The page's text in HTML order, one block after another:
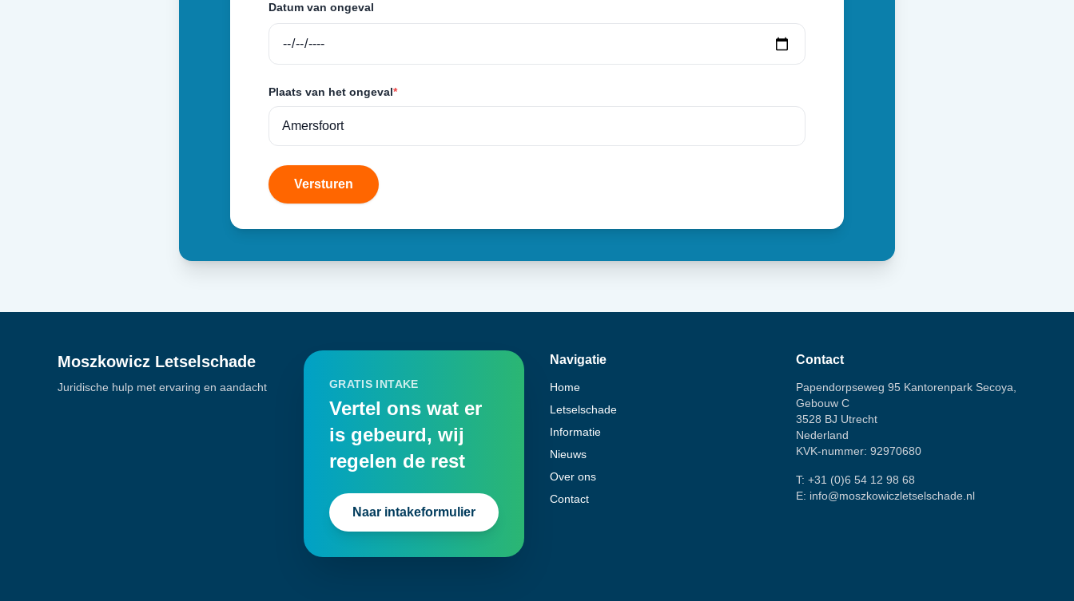
Datum van ongeval
Plaats van het ongeval*
Versturen
Moszkowicz Letselschade
Juridische hulp met ervaring en aandacht GRATIS INTAKE
Vertel ons wat er
is gebeurd, wij
regelen de rest
Naar intakeformulier
Navigatie
Home
Letselschade
Informatie
Nieuws
Over ons
Contact
Contact
Papendorpseweg 95 Kantorenpark Secoya,
Gebouw C
3528 BJ Utrecht
Nederland
KVK-nummer: 92970680
T: +31 (0)6 54 12 98 68
E: info@moszkowiczletselschade.nl